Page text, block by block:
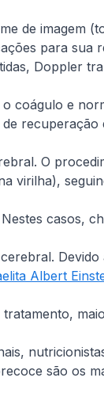
de imagem
para sua
Doppler
coágulo e
recuperação
O
virilha),
casos,
Albert
são os